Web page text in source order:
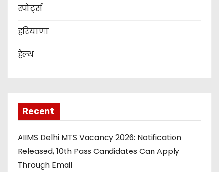
स्पोर्ट्स
हरियाणा
हेल्थ
Recent
AIIMS Delhi MTS Vacancy 2026: Notification
Released, 10th Pass Candidates Can Apply
Through Email